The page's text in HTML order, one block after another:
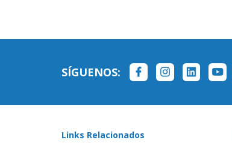
SÍGUENOS:
Links Relacionados